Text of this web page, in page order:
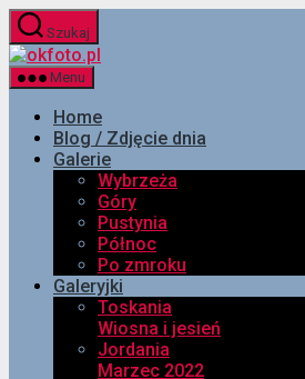
Przejdź
do
treści
Szukaj
Menu
Home
Blog / Zdjęcie dnia
Galerie
Wybrzeża
Góry
Pustynia
Północ
Po zmroku
Galeryjki
Toskania
Wiosna i jesień
Jordania
Marzec 2022